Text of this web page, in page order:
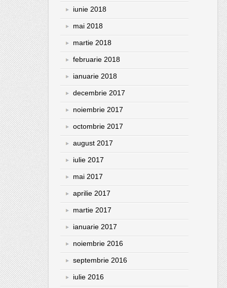
iunie 2018
mai 2018
martie 2018
februarie 2018
ianuarie 2018
decembrie 2017
noiembrie 2017
octombrie 2017
august 2017
iulie 2017
mai 2017
aprilie 2017
martie 2017
ianuarie 2017
noiembrie 2016
septembrie 2016
iulie 2016